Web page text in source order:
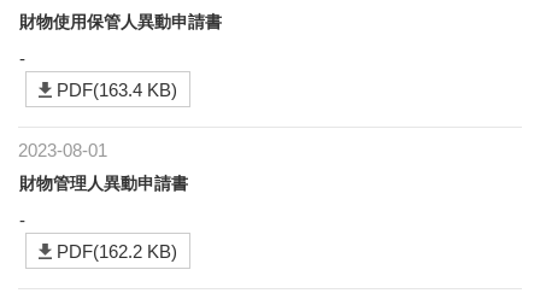
財物使用保管人異動申請書
-
PDF(163.4 KB)
2023-08-01
財物管理人異動申請書
-
PDF(162.2 KB)